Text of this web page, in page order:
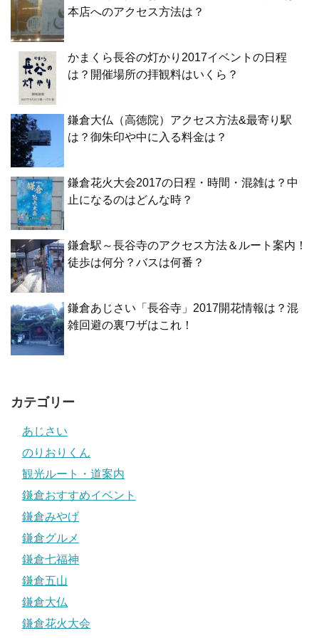
本店へのアクセス方法は？
かまくら長谷の灯かり2017イベントの日程
は？開催場所の拝観料はいくら？
鎌倉大仏（高徳院）アクセス方法&最寄り駅
は？御朱印や中に入る料金は？
鎌倉花火大会2017の日程・時間・混雑は？中
止になるのはどんな時？
鎌倉駅～長谷寺のアクセス方法＆ルート案内！
徒歩は何分？バスは何番？
鎌倉あじさい「長谷寺」2017開花情報は？混
雑回避の裏ワザはこれ！
カテゴリー
あじさい
のりおりくん
観光ルート・道案内
鎌倉おすすめイベント
鎌倉みやげ
鎌倉グルメ
鎌倉七福神
鎌倉五山
鎌倉大仏
鎌倉花火大会